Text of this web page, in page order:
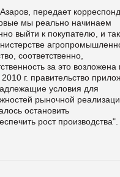
передает
мы реально начинаем
выйти к покупателю, и
соответственно,
за это возложена
г. правительство
условия для
рыночной
остановить
рост производства".